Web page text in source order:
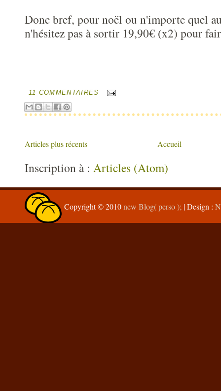
Donc bref, pour noël ou n'importe quel
n'hésitez pas à sortir 19,90€ (x2) pour
11 COMMENTAIRES
Articles plus récents Accueil
Inscription à : Articles (Atom)
Copyright © 2010new Blog( perso ); | Design :